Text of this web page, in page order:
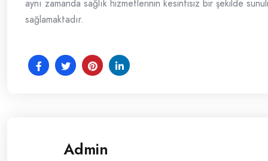
aynı zamanda sağlık hizmetlerinin kesintisiz bir şekilde
sağlamaktadır.
Admin